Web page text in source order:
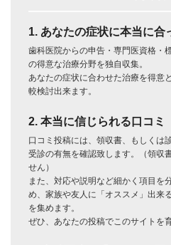
1. あなたの症状に本当に合
歯科医院からの申告・専門医資格・
の得意な治療分野を独自収集。
あなたの症状に合わせた治療を得意
較検討出来ます。
2. 本当に信じられる口コミ
口コミ投稿には、領収書、もしくは
受診の有無を確認致します。（領収
せん）
また、対応や説明など細かく項目を
め、家族や友人に「オススメ」出来
を集めます。
ぜひ、あなたの投稿でこのサイトを